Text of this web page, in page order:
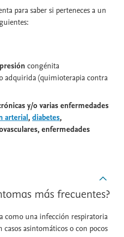
para saber si perteneces a un
congénita
adquirida (quimioterapia contra
y/o varias enfermedades
arterial,diabetes,
enfermedades
más frecuentes?
como una infección respiratoria
asintomáticos o con pocos